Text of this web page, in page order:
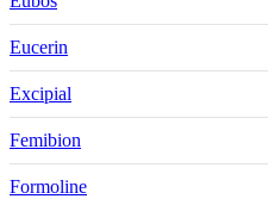
Eucerin
Excipial
Femibion
Formoline